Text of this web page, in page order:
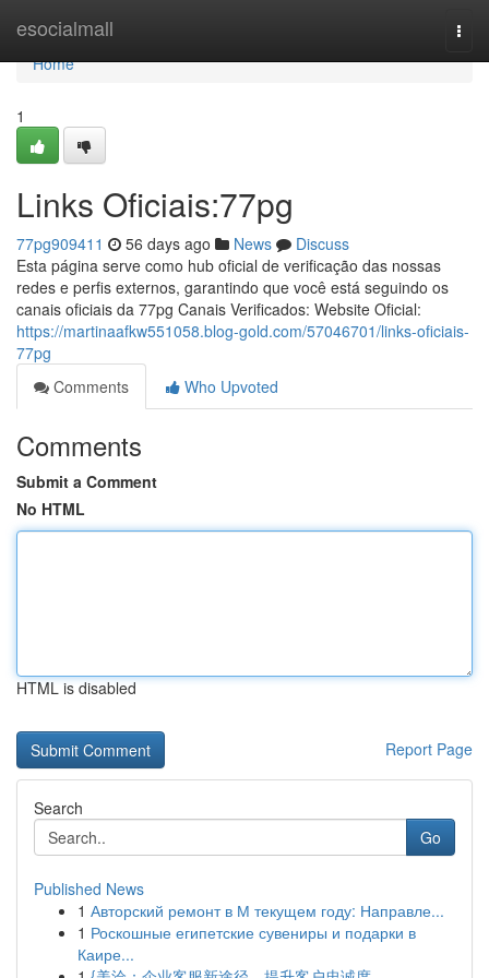
esocialmall
Home
Home
1
Links Oficiais:77pg
77pg909411 56 days ago News
Discuss
Esta página serve como hub oficial de verificação das nossas
redes e perfis externos, garantindo que você está seguindo os
canais oficiais da 77pg Canais Verificados: Website Oficial:
https://martinaafkw551058.blog-gold.com/57046701/links-oficiais-
77pg
Comments
Who Upvoted
Comments
Submit a Comment
No HTML
HTML is disabled
Report Page
Search
Go
Published News
1 Авторский ремонт в М текущем году: Направле...
1 Роскошные египетские сувениры и подарки в
Каире...